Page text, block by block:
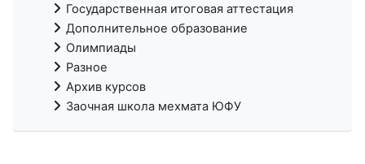
Государственная итоговая аттестация
Дополнительное образование
Олимпиады
Разное
Архив курсов
Заочная школа мехмата ЮФУ